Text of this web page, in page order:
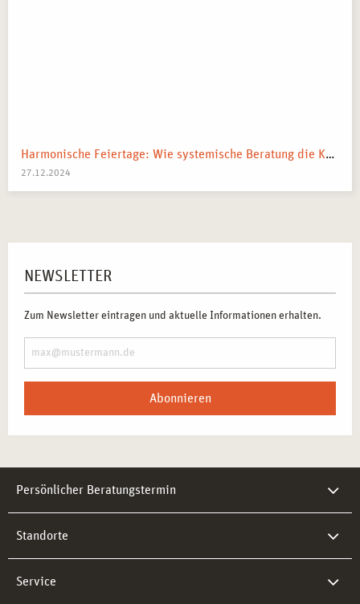
Harmonische Feiertage: Wie systemische Beratung die Kommunikation in der Familie stärkt
27.12.2024
NEWSLETTER
Zum Newsletter eintragen und aktuelle Informationen erhalten.
Abonnieren
Persönlicher Beratungstermin
Standorte
Service